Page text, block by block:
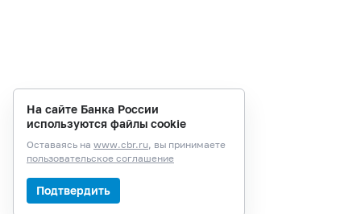
На сайте Банка России
используются файлы cookie
Оставаясь на www.cbr.ru, вы принимаете
пользовательское соглашение
Подтвердить